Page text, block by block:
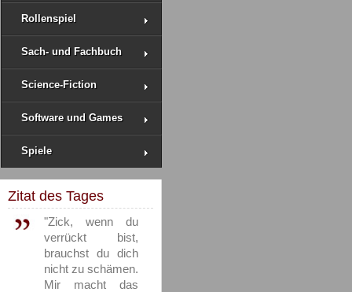
Rollenspiel
Sach- und Fachbuch
Science-Fiction
Software und Games
Spiele
Zitat des Tages
"Zick, wenn du
verrückt bist,
brauchst du dich
nicht zu schämen.
Mir macht das